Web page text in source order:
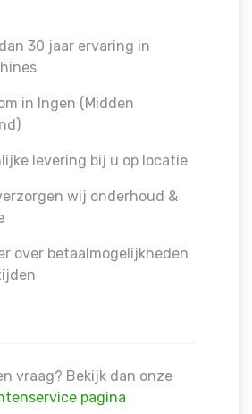
30 jaar ervaring in
in Ingen (Midden
levering bij u op locatie
wij onderhoud &
over betaalmogelijkheden
vraag? Bekijk dan onze
pagina